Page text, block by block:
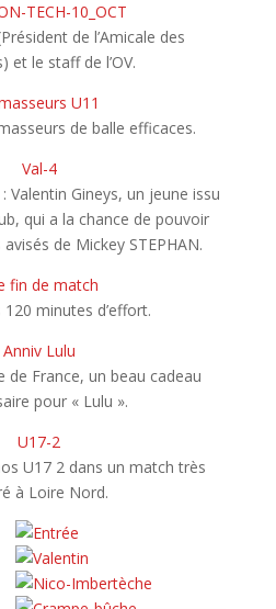
de l’Amicale des
et le staff de l’OV.
de balle efficaces.
Valentin Gineys, un jeune issu
qui a la chance de pouvoir
de Mickey STEPHAN.
minutes d’effort.
de France, un beau cadeau
pour « Lulu ».
U17 2 dans un match très
à Loire Nord.